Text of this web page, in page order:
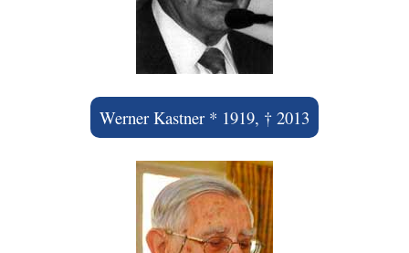
Werner Kastner * 1919, † 2013